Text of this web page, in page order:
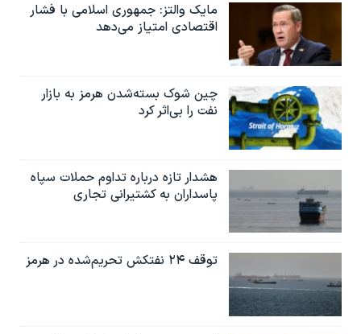
مایک والتز: جمهوری اسلامی با فشار
اقتصادی امتیاز می‌دهد
چین شوک بسته‌شدن هرمز به بازار
نفت را بی‌اثر کرد
هشدار تازه درباره تداوم حملات سپاه
پاسداران به کشتیرانی تجاری
توقف ۲۴ نفتکش تحریم‌شده در هرمز